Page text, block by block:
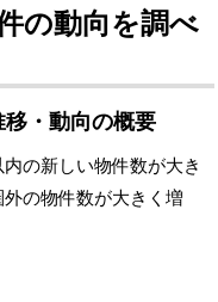
の動向を調べ
・動向の概要
の新しい物件数が大き
の物件数が大きく増